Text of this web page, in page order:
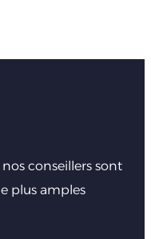
conseillers sont
plus amples